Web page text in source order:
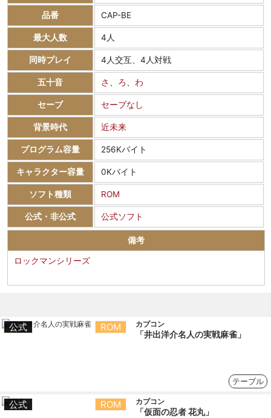
品番 CAP-BE
最大人数 4人
同時プレイ 4人交互、4人対戦
五十音 さ ろ わ
セーブ セーブなし
背景時代 近未来
プログラム容量 256Kバイト
キャラクター容量 0Kバイト
ソフト種類 ROM
公式・非公式 公式ソフト
備考
ロックマンシリーズ
公式 ROM カプコン
「井出洋介名人の実戦麻雀」
テーブル
公式 ROM カプコン
「仮面の忍者 花丸」